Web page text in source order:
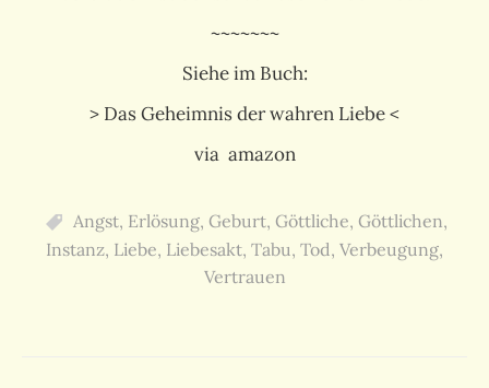
~~~~~~~
Siehe im Buch:
> Das Geheimnis der wahren Liebe <
via amazon
Angst, Erlösung, Geburt, Göttliche, Göttlichen,
Instanz, Liebe, Liebesakt, Tabu, Tod, Verbeugung,
Vertrauen